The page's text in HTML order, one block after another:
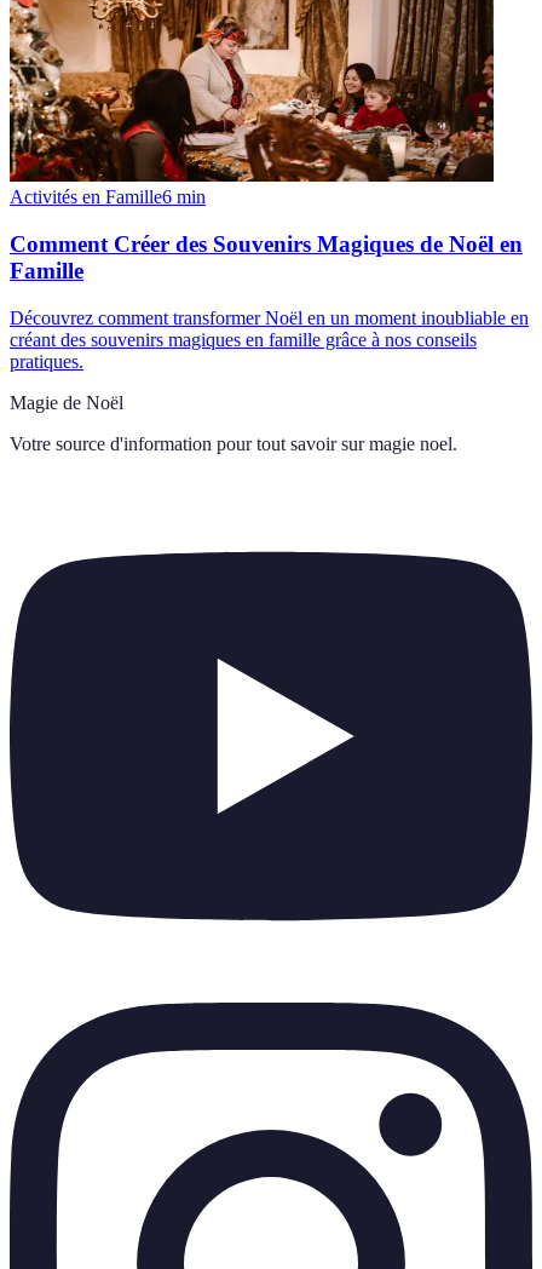
Activités en Famille6 min
Comment Créer des Souvenirs Magiques de Noël en
Famille
Découvrez comment transformer Noël en un moment inoubliable en
créant des souvenirs magiques en famille grâce à nos conseils
pratiques.
Magie de Noël
Votre source d'information pour tout savoir sur magie noel.